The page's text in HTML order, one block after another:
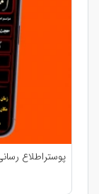
پوستراطلاع